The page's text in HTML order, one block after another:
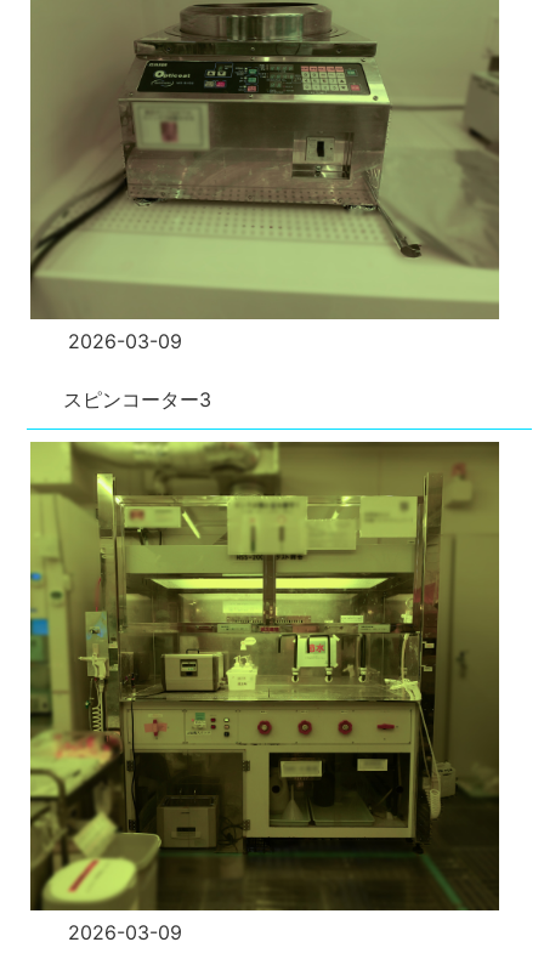
2026-03-09
スピンコーター3
2026-03-09